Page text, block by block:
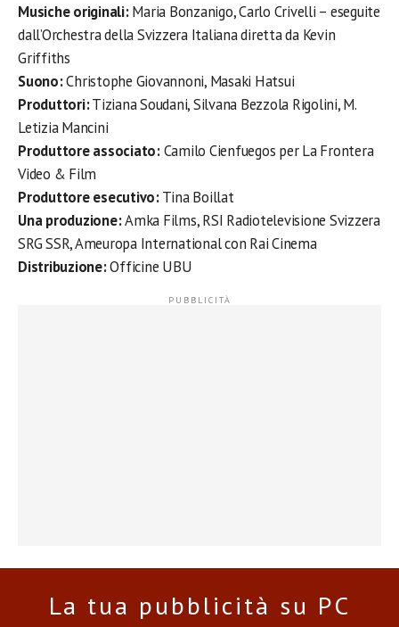
Musiche originali:Maria Bonzanigo, Carlo Crivelli – eseguite
dall’Orchestra della Svizzera Italiana diretta da Kevin
Griffiths
Suono:Christophe Giovannoni, Masaki Hatsui
Produttori:Tiziana Soudani, Silvana Bezzola Rigolini, M.
Letizia Mancini
Produttore associato:Camilo Cienfuegos per La Frontera
Video & Film
Produttore esecutivo:Tina Boillat
Una produzione:Amka Films, RSI Radiotelevisione Svizzera
SRG SSR, Ameuropa International con Rai Cinema
Distribuzione:Officine UBU
La tua pubblicità su PC